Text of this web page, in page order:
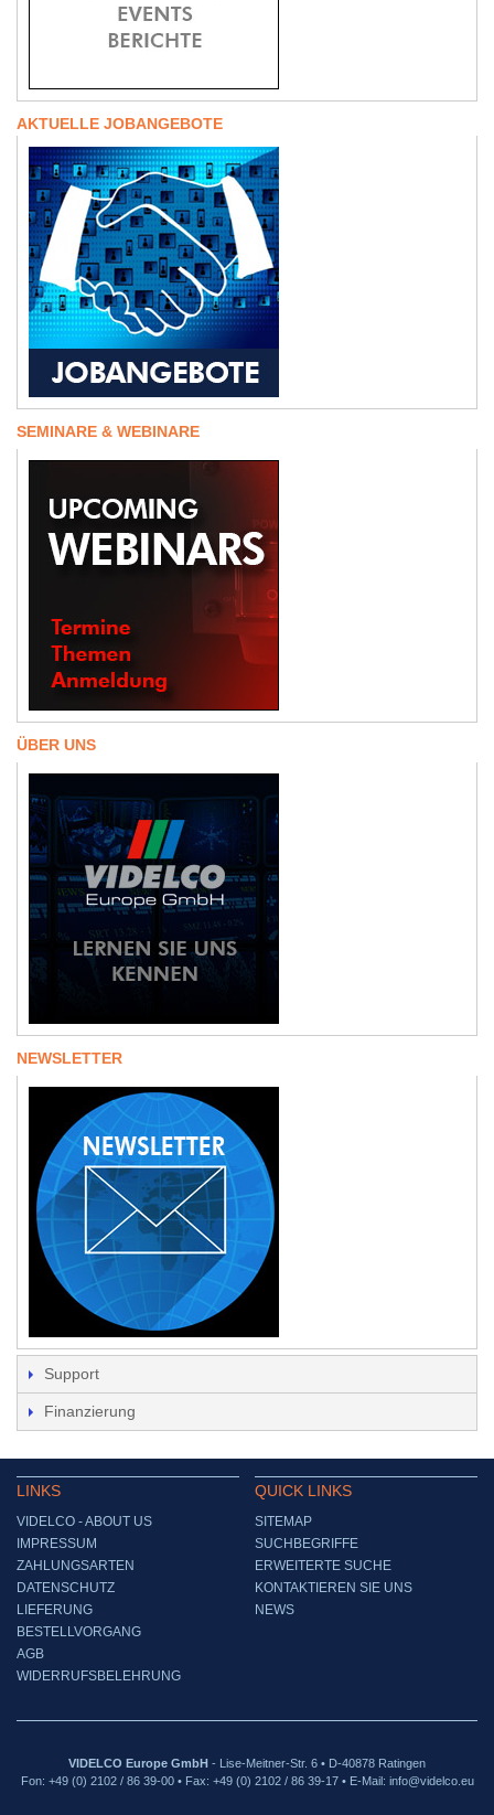
AKTUELLE JOBANGEBOTE
SEMINARE & WEBINARE
ÜBER UNS
NEWSLETTER
Support
Finanzierung
LINKS
VIDELCO - ABOUT US
IMPRESSUM
ZAHLUNGSARTEN
DATENSCHUTZ
LIEFERUNG
BESTELLVORGANG
AGB
WIDERRUFSBELEHRUNG
QUICK LINKS
SITEMAP
SUCHBEGRIFFE
ERWEITERTE SUCHE
KONTAKTIEREN SIE UNS
NEWS
VIDELCO Europe GmbH - Lise-Meitner-Str. 6 • D-40878 Ratingen
Fon: +49 (0) 2102 / 86 39-00 • Fax: +49 (0) 2102 / 86 39-17 • E-Mail: info@videlco.eu